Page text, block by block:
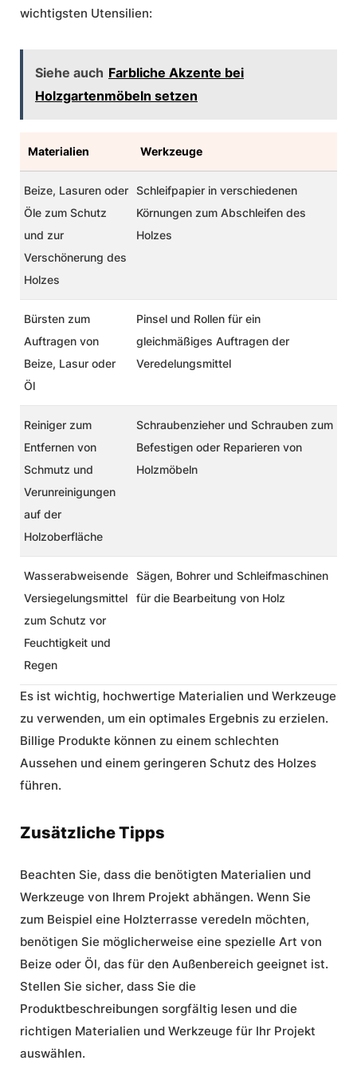
wichtigsten Utensilien:
Siehe auch Farbliche Akzente bei
Holzgartenmöbeln setzen
Materialien Werkzeuge
Beize, Lasuren oder
Öle zum Schutz
und zur
Verschönerung des
Holzes
Schleifpapier in verschiedenen
Körnungen zum Abschleifen des
Holzes
Bürsten zum
Auftragen von
Beize, Lasur oder
Öl
Pinsel und Rollen für ein
gleichmäßiges Auftragen der
Veredelungsmittel
Reiniger zum
Entfernen von
Schmutz und
Verunreinigungen
auf der
Holzoberfläche
Schraubenzieher und Schrauben zum
Befestigen oder Reparieren von
Holzmöbeln
Wasserabweisende
Versiegelungsmittel
zum Schutz vor
Feuchtigkeit und
Regen
Sägen, Bohrer und Schleifmaschinen
für die Bearbeitung von Holz
Es ist wichtig, hochwertige Materialien und Werkzeuge
zu verwenden, um ein optimales Ergebnis zu erzielen.
Billige Produkte können zu einem schlechten
Aussehen und einem geringeren Schutz des Holzes
führen.
Zusätzliche Tipps
Beachten Sie, dass die benötigten Materialien und
Werkzeuge von Ihrem Projekt abhängen. Wenn Sie
zum Beispiel eine Holzterrasse veredeln möchten,
benötigen Sie möglicherweise eine spezielle Art von
Beize oder Öl, das für den Außenbereich geeignet ist.
Stellen Sie sicher, dass Sie die
Produktbeschreibungen sorgfältig lesen und die
richtigen Materialien und Werkzeuge für Ihr Projekt
auswählen.